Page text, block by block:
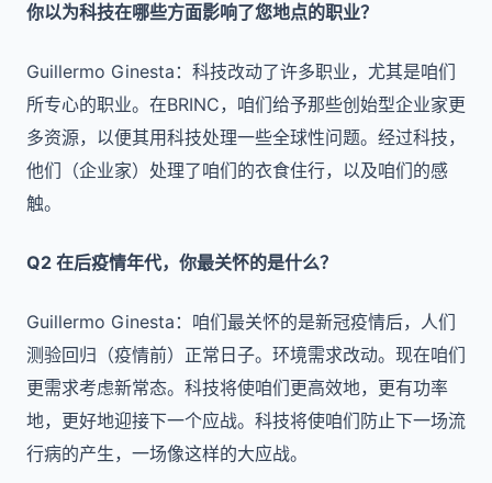
你以为科技在哪些方面影响了您地点的职业？
Guillermo Ginesta：科技改动了许多职业，尤其是咱们
所专心的职业。在BRINC，咱们给予那些创始型企业家更
多资源，以便其用科技处理一些全球性问题。经过科技，
他们（企业家）处理了咱们的衣食住行，以及咱们的感
触。
Q2 在后疫情年代，你最关怀的是什么？
Guillermo Ginesta：咱们最关怀的是新冠疫情后，人们
测验回归（疫情前）正常日子。环境需求改动。现在咱们
更需求考虑新常态。科技将使咱们更高效地，更有功率
地，更好地迎接下一个应战。科技将使咱们防止下一场流
行病的产生，一场像这样的大应战。